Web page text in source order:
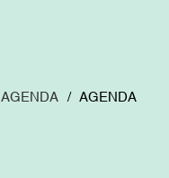
AGENDA AGENDA